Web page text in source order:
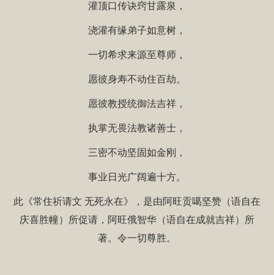
灌顶口传诀窍甘露泉，
浇灌有缘弟子如意树，
一切希求来源至尊师，
愿彼身寿不动住百劫。
愿彼教授统御法吉祥，
执掌无畏法教诸善士，
三密不动坚固如金刚，
事业日光广阔遍十方。
此《常住祈请文 无死永在》，是由阿旺贡噶坚赞（语自在
庆喜胜幢）所促请，阿旺俄智华（语自在成就吉祥）所
著。令一切尊胜。